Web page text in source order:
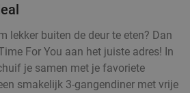
lekker buiten de deur te eten? Dan
For You aan het juiste adres! In
je samen met je favoriete
smakelijk 3-gangendiner met vrije